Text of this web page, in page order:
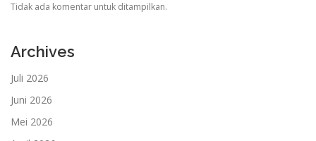
Tidak ada komentar untuk ditampilkan.
Archives
Juli 2026
Juni 2026
Mei 2026